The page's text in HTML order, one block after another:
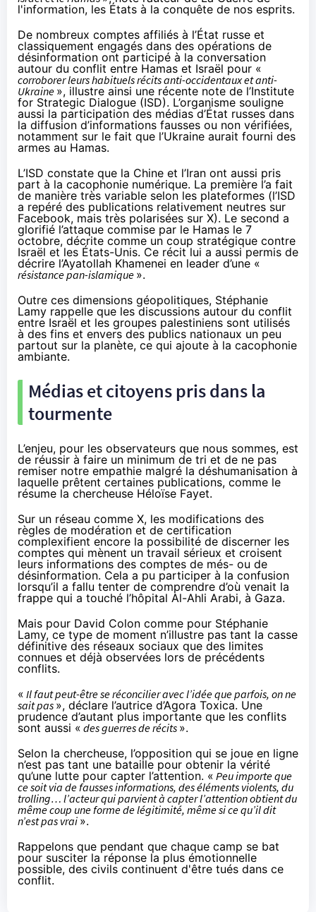
l'information, les États à la conquête de nos esprits.
De nombreux comptes affiliés à l’État russe et
classiquement engagés dans des opérations de
désinformation ont participé à la conversation
autour du conflit entre Hamas et Israël pour «
corroborer leurs habituels récits anti-occidentaux et anti-
Ukraine », illustre ainsi une récente note de l’Institute
for Strategic Dialogue (ISD). L’organisme souligne
aussi la participation des médias d’État russes dans
la diffusion d’informations fausses ou non vérifiées,
notamment sur le fait que l’Ukraine aurait fourni des
armes au Hamas.
L’ISD constate que la Chine et l’Iran ont aussi pris
part à la cacophonie numérique. La première l’a fait
de manière très variable selon les plateformes (l’ISD
a repéré des publications relativement neutres sur
Facebook, mais très polarisées sur X). Le second a
glorifié l’attaque commise par le Hamas le 7
octobre, décrite comme un coup stratégique contre
Israël et les États-Unis. Ce récit lui a aussi permis de
décrire l’Ayatollah Khamenei en leader d’une «
résistance pan-islamique ».
Outre ces dimensions géopolitiques, Stéphanie
Lamy rappelle que les discussions autour du conflit
entre Israël et les groupes palestiniens sont utilisés
à des fins et envers des publics nationaux un peu
partout sur la planète, ce qui ajoute à la cacophonie
ambiante.
Médias et citoyens pris dans la
tourmente
L’enjeu, pour les observateurs que nous sommes, est
de réussir à faire un minimum de tri et de ne pas
remiser notre empathie malgré la déshumanisation à
laquelle prêtent certaines publications, comme le
résume la chercheuse Héloïse Fayet.
Sur un réseau comme X, les modifications des
règles de modération et de certification
complexifient encore la possibilité de discerner les
comptes qui mènent un travail sérieux et croisent
leurs informations des comptes de més- ou de
désinformation. Cela a pu participer à la confusion
lorsqu’il a fallu tenter de comprendre d’où venait la
frappe qui a touché l’hôpital Al-Ahli Arabi, à Gaza.
Mais pour David Colon comme pour Stéphanie
Lamy, ce type de moment n’illustre pas tant la casse
définitive des réseaux sociaux que des limites
connues et déjà observées lors de précédents
conflits.
« Il faut peut-être se réconcilier avec l’idée que parfois, on ne
sait pas », déclare l’autrice d’Agora Toxica. Une
prudence d’autant plus importante que les conflits
sont aussi « des guerres de récits ».
Selon la chercheuse, l’opposition qui se joue en ligne
n’est pas tant une bataille pour obtenir la vérité
qu’une lutte pour capter l’attention. « Peu importe que
ce soit via de fausses informations, des éléments violents, du
trolling… l’acteur qui parvient à capter l’attention obtient du
même coup une forme de légitimité, même si ce qu’il dit
n’est pas vrai ».
Rappelons que pendant que chaque camp se bat
pour susciter la réponse la plus émotionnelle
possible, des civils continuent d'être tués dans ce
conflit.